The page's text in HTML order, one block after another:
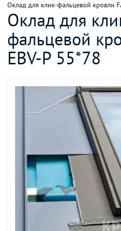
Оклад для клик-фальцевой кровли
Оклад для
фальцевой
EBV-P 55*78